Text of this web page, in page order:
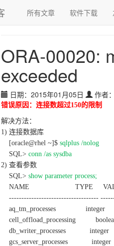
所有文章 软件下载
之而寒于水。
ORA-00020:
exceeded
日期：2015年01月05日 作者：
错误原因：连接数超过150的限制
解决方法：
1) 连接数据库
[oracle@rhel ~]$ sqlplus /nolog
SQL> conn /as sysdba
2) 查看参数
SQL> show parameter process;
NAME TYPE
------------------------------------
aq_tm_processes integer
cell_offload_processing
db_writer_processes
gcs_server_processes